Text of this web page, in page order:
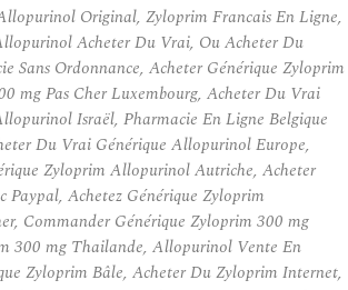
Original, Zyloprim Francais En Ligne,
Acheter Du Vrai, Ou Acheter Du
Sans Ordonnance, Acheter Générique Zyloprim
mg Pas Cher Luxembourg, Acheter Du Vrai
Israël, Pharmacie En Ligne Belgique
Du Vrai Générique Allopurinol Europe,
Zyloprim Allopurinol Autriche, Acheter
Paypal, Achetez Générique Zyloprim
Commander Générique Zyloprim 300 mg
300 mg Thailande, Allopurinol Vente En
Zyloprim Bâle, Acheter Du Zyloprim Internet,